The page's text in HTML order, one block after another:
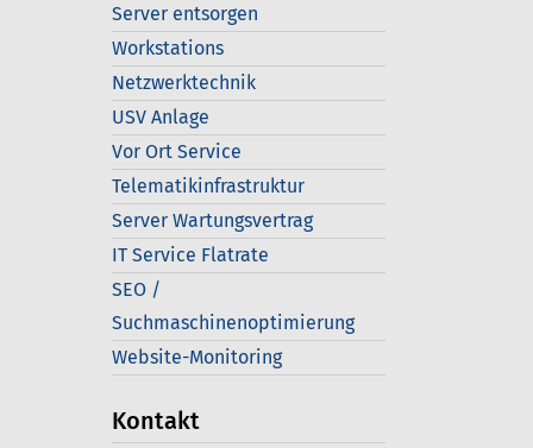
Server entsorgen
Workstations
Netzwerktechnik
USV Anlage
Vor Ort Service
Telematikinfrastruktur
Server Wartungsvertrag
IT Service Flatrate
SEO /
Suchmaschinenoptimierung
Website-Monitoring
Kontakt